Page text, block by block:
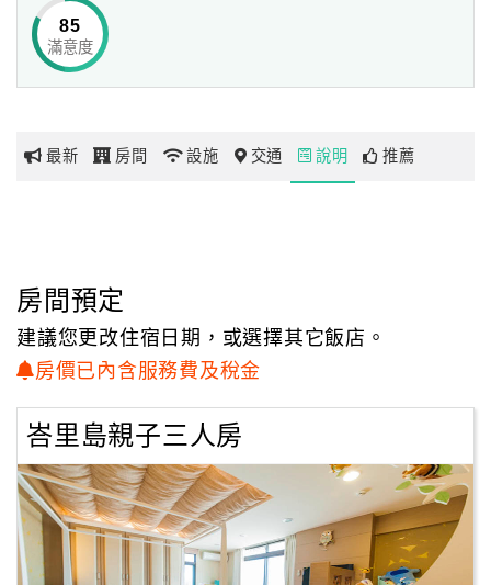
網
玩
地
圖
顧
務
顧
客
滿
或是綠色滿意的羅東運動公園等地皆十分方便，旅人可恣意
暢遊宜蘭的風光明媚。
搭配上新古典風格的裝潢布景，採用高質感的優質家具及特
更於浴室空間內設有可眺望窗外綠意景觀的大型澡缸，讓民
眾可以一邊泡澡，
一邊欣賞窗外優美的風景，讓旅人能夠真正融入蘭陽的宜人
85
滿意度
最新 房間 設施 交通 說明 推薦
房間預定
建議您更改住宿日期，或選擇其它飯店。
房價已內含服務費及稅金
峇里島親子三人房